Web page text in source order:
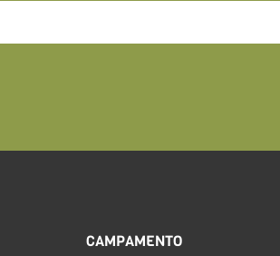
CAMPAMENTO